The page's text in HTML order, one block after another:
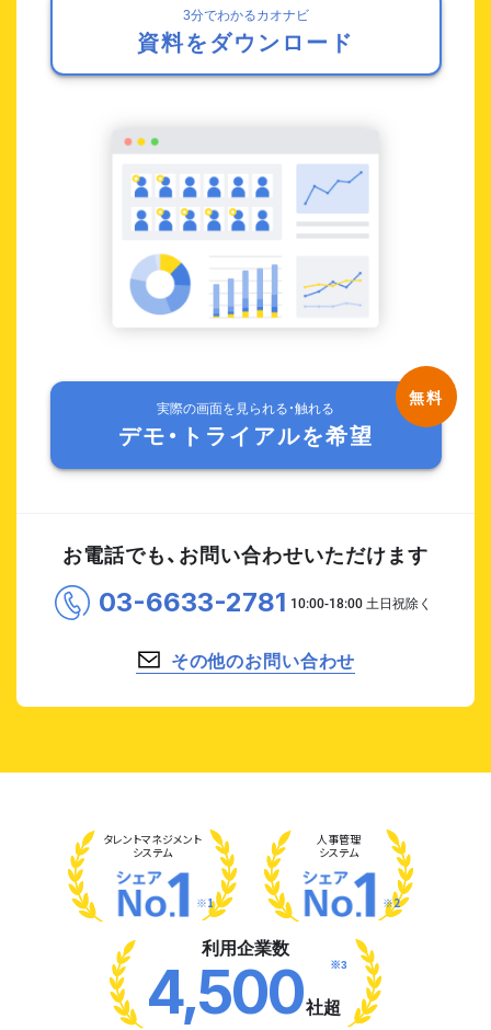
3分でわかるカオナビ
資料をダウンロード
実際の画面を見られる・触れる
デモ・トライアルを希望
お電話でも、お問い合わせいただけます
03-6633-2781
その他のお問い合わせ
タレントマネジメント
システム
※1
人事管理
システム
※2
利用企業数
4,500社超
※3